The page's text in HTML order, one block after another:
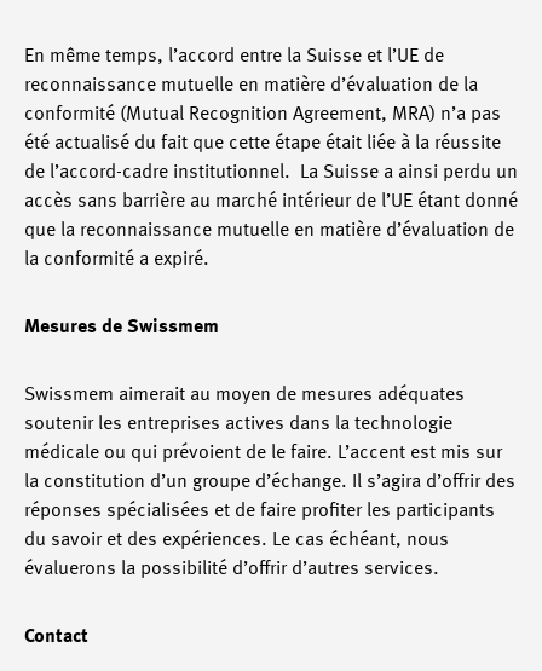
En même temps, l’accord entre la Suisse et l’UE de
reconnaissance mutuelle en matière d’évaluation de la
conformité (Mutual Recognition Agreement, MRA) n’a pas
été actualisé du fait que cette étape était liée à la réussite
de l’accord-cadre institutionnel. La Suisse a ainsi perdu un
accès sans barrière au marché intérieur de l’UE étant donné
que la reconnaissance mutuelle en matière d’évaluation de
la conformité a expiré.
Mesures de Swissmem
Swissmem aimerait au moyen de mesures adéquates
soutenir les entreprises actives dans la technologie
médicale ou qui prévoient de le faire. L’accent est mis sur
la constitution d’un groupe d’échange. Il s’agira d’offrir des
réponses spécialisées et de faire profiter les participants
du savoir et des expériences. Le cas échéant, nous
évaluerons la possibilité d’offrir d’autres services.
Contact